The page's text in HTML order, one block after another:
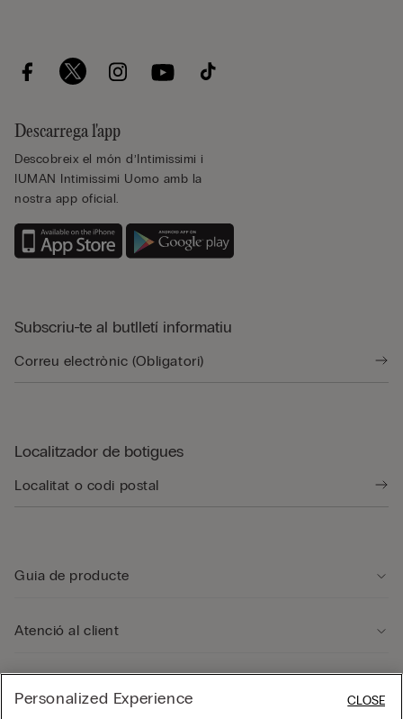
Descarrega l'app
Descobreix el món d’Intimissimi i
IUMAN Intimissimi Uomo amb la
nostra app oficial.
Subscriu-te al butlletí informatiu
Localitzador de botigues
Guia de producte
Atenció al client
Personalized Experience CLOSE